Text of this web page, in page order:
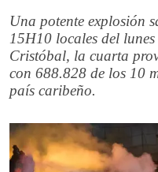
Una potente explosión
15H10 locales del
Cristóbal, la cuarta
con 688.828 de los 10
país caribeño.